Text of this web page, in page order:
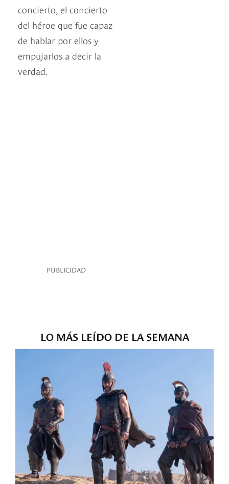
concierto, el concierto
del héroe que fue capaz
de hablar por ellos y
empujarlos a decir la
verdad.
PUBLICIDAD
LO MÁS LEÍDO DE LA SEMANA